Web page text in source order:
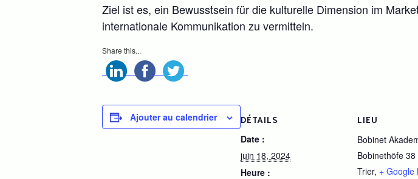
Ziel ist es, ein Bewusstsein für die kulturelle Dimension im
internationale Kommunikation zu vermitteln.
Share this...
Ajouter au calendrier DÉTAILS
Date :
juin 18, 2024
Heure :
LIEU
Bobinet
Bobinethöfe 38
Trier, + Google